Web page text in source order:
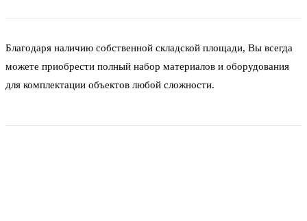
Благодаря наличию собственной складской площади, Вы всегда
можете приобрести полный набор материалов и оборудования
для комплектации объектов любой сложности.